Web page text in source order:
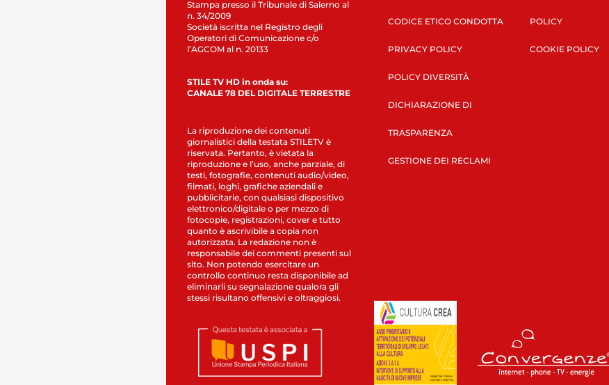
Stampa presso il Tribunale di Salerno al
n. 34/2009
Società iscritta nel Registro degli
Operatori di Comunicazione c/o
l’AGCOM al n. 20133
STILE TV HD in onda su:
CANALE 78 DEL DIGITALE TERRESTRE
La riproduzione dei contenuti
giornalistici della testata STILETV è
riservata. Pertanto, è vietata la
riproduzione e l’uso, anche parziale, di
testi, fotografie, contenuti audio/video,
filmati, loghi, grafiche aziendali e
pubblicitarie, con qualsiasi dispositivo
elettronico/digitale o per mezzo di
fotocopie, registrazioni, cover e tutto
quanto è ascrivibile a copia non
autorizzata. La redazione non è
responsabile dei commenti presenti sul
sito. Non potendo esercitare un
controllo continuo resta disponibile ad
eliminarli su segnalazione qualora gli
stessi risultano offensivi e oltraggiosi.
CODICE ETICO CONDOTTA
PRIVACY POLICY
POLICY DIVERSITÀ
DICHIARAZIONE DI
TRASPARENZA
GESTIONE DEI RECLAMI
POLICY
COOKIE POLICY